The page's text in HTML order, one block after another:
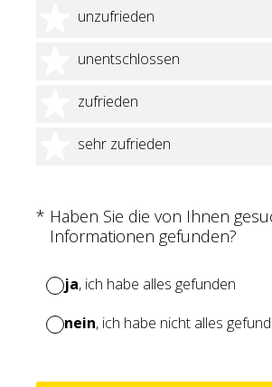
unzufrieden
2 Sterne
unentschlossen
3 Sterne
zufrieden
4 Sterne
sehr zufrieden
5 Sterne
* Haben Sie die von Ihnen
Informationen gefunden?
(Erforderlich.)
ja, ich habe alles gefunden
nein, ich habe nicht alles